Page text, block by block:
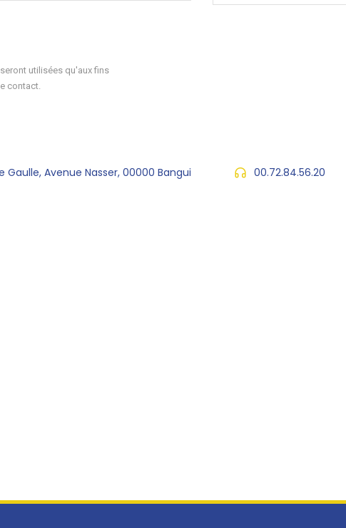
utilisées qu'aux fins
contact.
Gaulle, Avenue Nasser, 00000 Bangui 00.72.84.56.20